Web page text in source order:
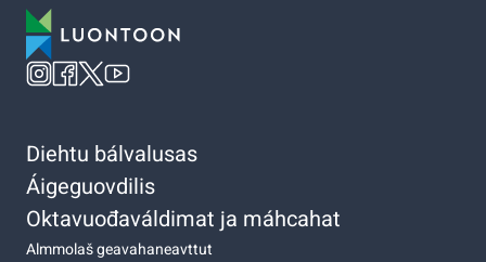
Diehtu bálvalusas
Áigeguovdilis
Oktavuođaváldimat ja máhcahat
Almmolaš geavahaneavttut